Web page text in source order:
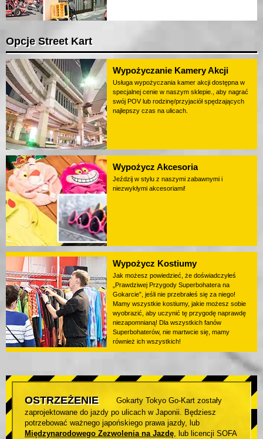
Opcje Street Kart
Wypożyczanie Kamery Akcji
Usługa wypożyczania kamer akcji dostępna w
specjalnej cenie w naszym sklepie., aby nagrać
swój POV lub rodzinę/przyjaciół spędzających
najlepszy czas na ulicach.
Wypożycz Akcesoria
Jeździj w stylu z naszymi zabawnymi i
niezwykłymi akcesoriami!
Wypożycz Kostiumy
Jak możesz powiedzieć, że doświadczyłeś
„Prawdziwej Przygody Superbohatera na
Gokarcie”, jeśli nie przebrałeś się za niego!
Mamy wszystkie kostiumy, jakie możesz sobie
wyobrazić, aby uczynić tę przygodę naprawdę
niezapomnianą! Dla wszystkich fanów
Superbohaterów, nie martwcie się, mamy
również ich wszystkich!
OSTRZEŻENIE
Gokarty Tokyo Go-Kart zostały
zaprojektowane do jazdy po ulicach w Japonii. Będziesz
potrzebować ważnego japońskiego prawa jazdy, lub
Międzynarodowego Zezwolenia na Jazdę, lub licencji SOFA